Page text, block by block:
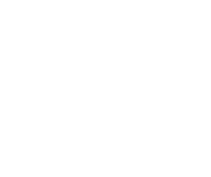
onde o espaço para posicionar o
350 metros.